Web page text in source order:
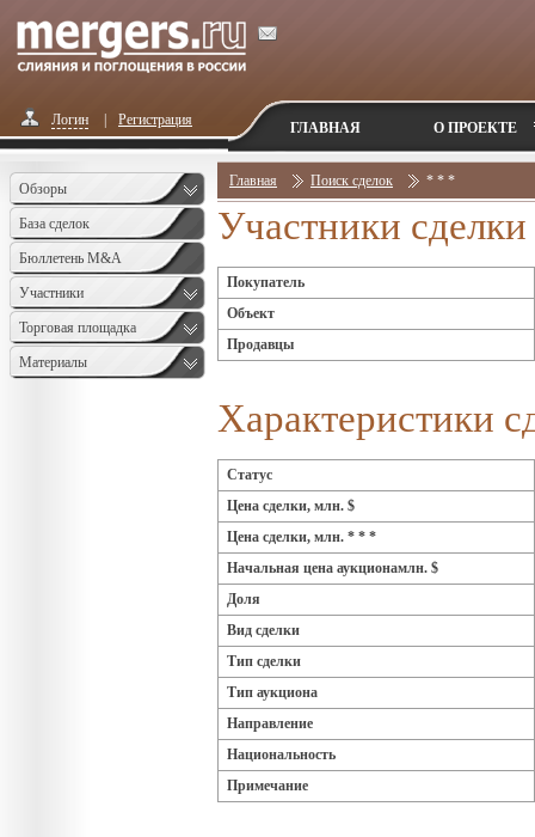
Логин Регистрация ГЛАВНАЯ О ПРОЕКТЕ
Обзоры
База сделок
Бюллетень M&A
Monthly
Участники
Торговая площадка
Материалы
Главная Поиск сделок * * *
Участники сделки
Покупатель
Объект
Продавцы
Характеристики
Статус
Цена сделки, млн. $
Цена сделки, млн. * * *
Начальная цена аукционамлн. $
Доля
Вид сделки
Тип сделки
Тип аукциона
Направление
Национальность
Примечание